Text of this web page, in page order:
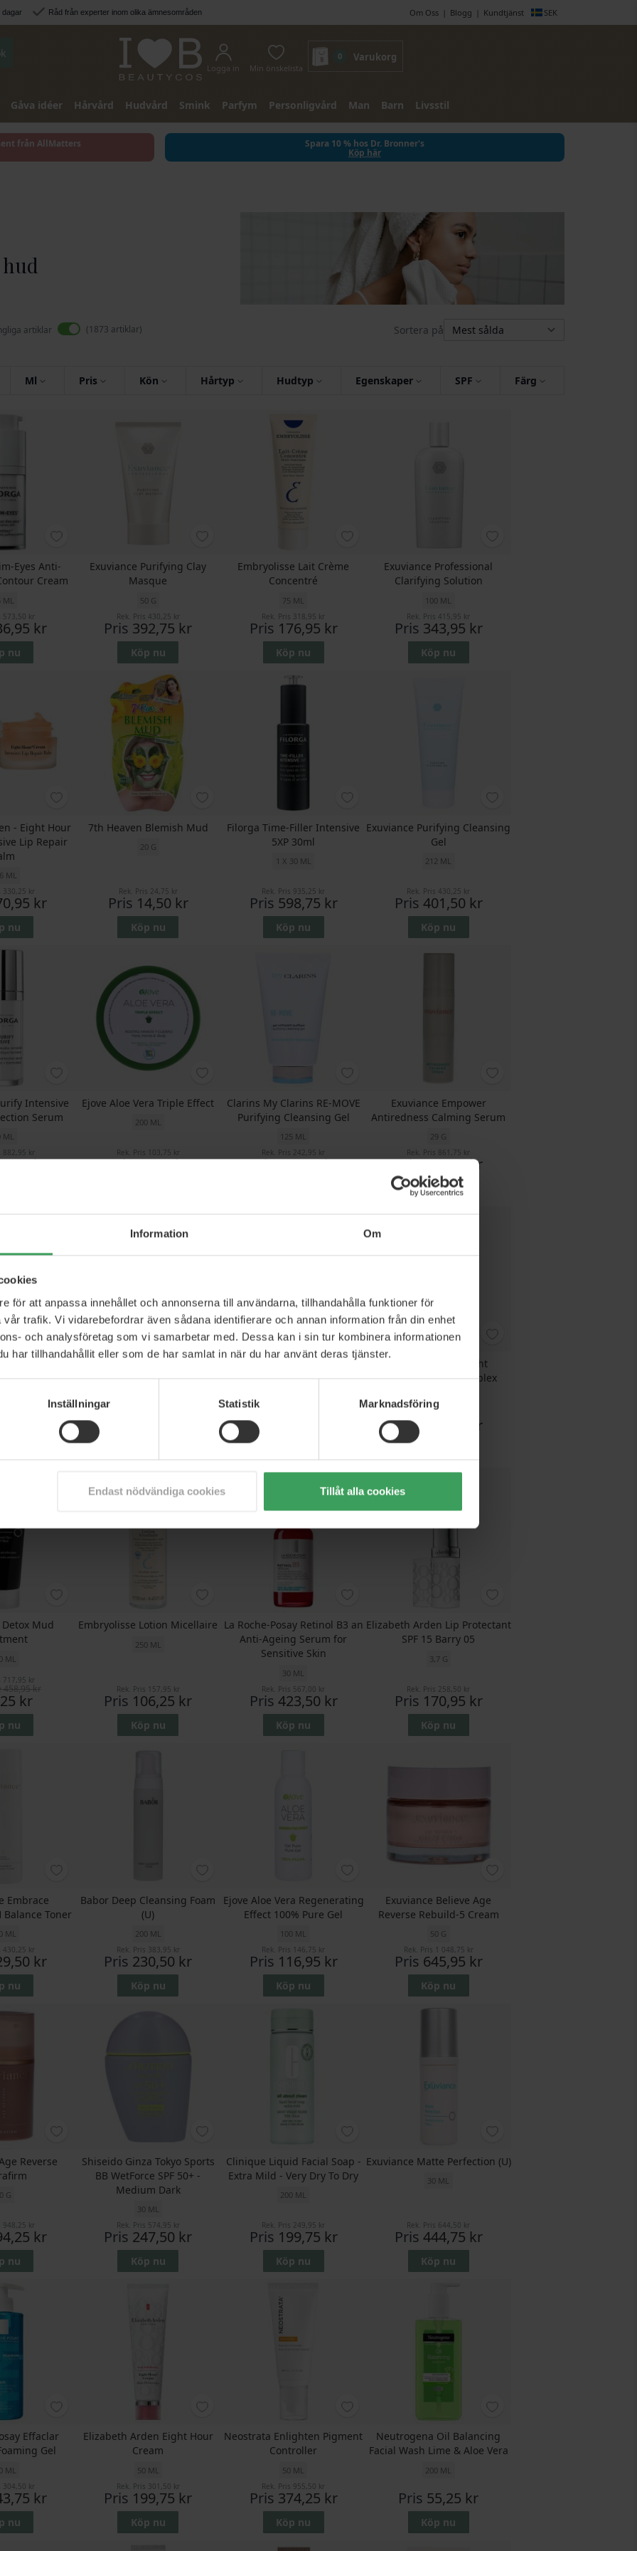
Information Om
för att anpassa innehållet och annonserna till användarna, tillhandahålla funktioner för
trafik. Vi vidarebefordrar även sådana identifierare och annan information från din enhet
och analysföretag som vi samarbetar med. Dessa kan i sin tur kombinera informationen
har tillhandahållit eller som de har samlat in när du har använt deras tjänster.
Inställningar Statistik Marknadsföring
Endast nödvändiga cookies Tillåt alla cookies
dagar Råd från experter inom olika ämnesområden SEK
Om Oss Blogg Kundtjänst
Logga in Min önskelista
0 Varukorg
Gåva idéer Hårvård Hudvård Smink Parfym Personligvård Man Barn Livsstil
från AllMatters Spara 10 % hos Dr. Bronner's
Köp här
artiklar 1873 artiklar Sortera på
Ml Pris Kön Hårtyp Hudtyp Egenskaper SPF Färg
Eyes Anti-
Cream
ML
573,50 kr
kr
nu
Exuviance Purifying Clay
Masque
50 G
Rek. Pris 430,25 kr
Pris 392,75 kr
Köp nu
Embryolisse Lait Crème
Concentré
75 ML
Rek. Pris 318,95 kr
Pris 176,95 kr
Köp nu
Exuviance Professional
Clarifying Solution
100 ML
Rek. Pris 415,95 kr
Pris 343,95 kr
Köp nu
- Eight Hour
Lip Repair
ML
330,25 kr
kr
nu
7th Heaven Blemish Mud
20 G
Rek. Pris 24,75 kr
Pris 14,50 kr
Köp nu
Filorga Time-Filler Intensive
5XP 30ml
1 X 30 ML
Rek. Pris 935,25 kr
Pris 598,75 kr
Köp nu
Exuviance Purifying Cleansing
Gel
212 ML
Rek. Pris 430,25 kr
Pris 401,50 kr
Köp nu
Intensive
Serum
ML
882,95 kr
kr
Ejove Aloe Vera Triple Effect
200 ML
Rek. Pris 103,75 kr
Pris81,50 kr
Clarins My Clarins RE-MOVE
Purifying Cleansing Gel
125 ML
Rek. Pris 242,95 kr
Pris169,95 kr
Exuviance Empower
Antiredness Calming Serum
29 G
Rek. Pris 861,75 kr
Pris559,75 kr
Köp nu
Cream
Revitalising Nutritive Balm
Filorga Hyalu-Filler Flash Mask
Pris
Exuviance Overnight
Transformation Complex
Pris 471,95 kr
Mud
ML
717,95 kr
kr
nu
Embryolisse Lotion Micellaire
250 ML
Rek. Pris 157,95 kr
Pris 106,25 kr
Köp nu
La Roche-Posay Retinol B3 an
Anti-Ageing Serum for
Sensitive Skin
30 ML
Rek. Pris 567,00 kr
Pris 423,50 kr
Köp nu
Elizabeth Arden Lip Protectant
SPF 15 Barry 05
3,7 G
Rek. Pris 258,50 kr
Pris 170,95 kr
Köp nu
Embrace
Toner
ML
430,25 kr
kr
nu
Babor Deep Cleansing Foam
(U)
200 ML
Rek. Pris 383,95 kr
Pris 230,50 kr
Köp nu
Ejove Aloe Vera Regenerating
Effect 100% Pure Gel
100 ML
Rek. Pris 146,75 kr
Pris 116,95 kr
Köp nu
Exuviance Believe Age
Reverse Rebuild-5 Cream
50 G
Rek. Pris 1 048,75 kr
Pris 645,95 kr
Köp nu
Reverse
G
948,25 kr
kr
nu
Shiseido Ginza Tokyo Sports
BB WetForce SPF 50+ -
Medium Dark
30 ML
Rek. Pris 574,95 kr
Pris 247,50 kr
Köp nu
Clinique Liquid Facial Soap -
Extra Mild - Very Dry To Dry
200 ML
Rek. Pris 249,95 kr
Pris 199,75 kr
Köp nu
Exuviance Matte Perfection (U)
30 ML
Rek. Pris 644,50 kr
Pris 444,75 kr
Köp nu
Effaclar
Gel
ML
304,50 kr
kr
nu
Elizabeth Arden Eight Hour
Cream
50 ML
Rek. Pris 301,50 kr
Pris 199,75 kr
Köp nu
Neostrata Enlighten Pigment
Controller
50 ML
Rek. Pris 955,50 kr
Pris 374,25 kr
Köp nu
Neutrogena Oil Balancing
Facial Wash Lime & Aloe Vera
200 ML
Pris 55,25 kr
Köp nu